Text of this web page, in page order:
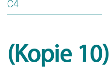
C4
(Kopie 10)